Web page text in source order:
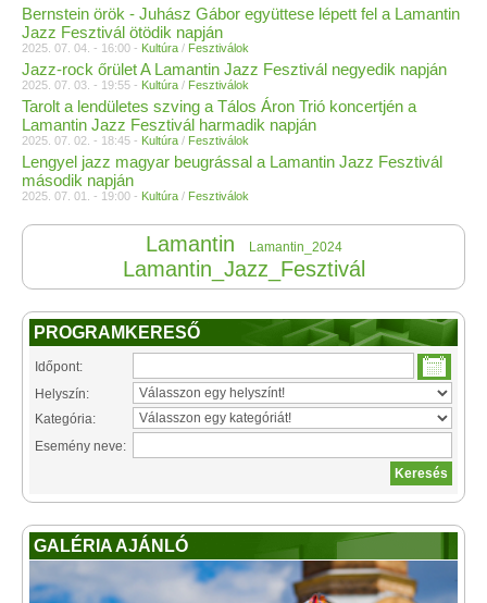
Bernstein örök - Juhász Gábor együttese lépett fel a Lamantin
Jazz Fesztivál ötödik napján
2025. 07. 04. - 16:00 - Kultúra / Fesztiválok
Jazz-rock őrület A Lamantin Jazz Fesztivál negyedik napján
2025. 07. 03. - 19:55 - Kultúra / Fesztiválok
Tarolt a lendületes szving a Tálos Áron Trió koncertjén a
Lamantin Jazz Fesztivál harmadik napján
2025. 07. 02. - 18:45 - Kultúra / Fesztiválok
Lengyel jazz magyar beugrással a Lamantin Jazz Fesztivál
második napján
2025. 07. 01. - 19:00 - Kultúra / Fesztiválok
Lamantin Lamantin_2024
Lamantin_Jazz_Fesztivál
PROGRAMKERESŐ
Időpont:
Helyszín:
Kategória:
Esemény neve:
GALÉRIA AJÁNLÓ